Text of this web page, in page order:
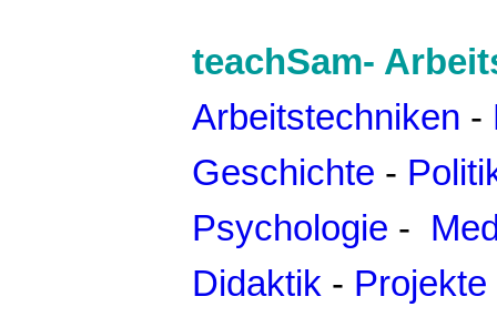
teachSam-
Arbeitstechniken -
Geschichte -
Psychologie -
Didaktik - Projekte